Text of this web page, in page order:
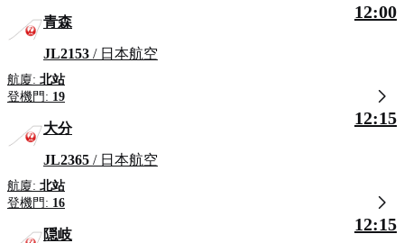
青森
JL2153 / 日本航空
航廈: 北站
登機門: 19
12:00
大分
JL2365 / 日本航空
航廈: 北站
登機門: 16
12:15
隠岐
12:15